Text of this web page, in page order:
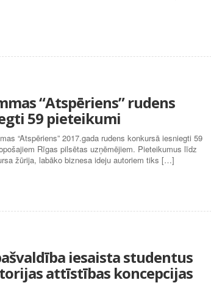
“Atspēriens” rudens
59 pieteikumi
“Atspēriens” 2017.gada rudens konkursā iesniegti 59
Rīgas pilsētas uzņēmējiem. Pieteikumus līdz
žūrija, labāko biznesa ideju autoriem tiks […]
iesaista studentus
attīstības koncepcijas